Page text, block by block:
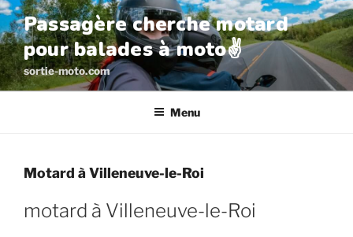
Aller
au
contenu
principal
Passagère cherche motard
pour balades à moto✌️
sortie-moto.com
Menu
Motard à Villeneuve-le-Roi
motard à Villeneuve-le-Roi